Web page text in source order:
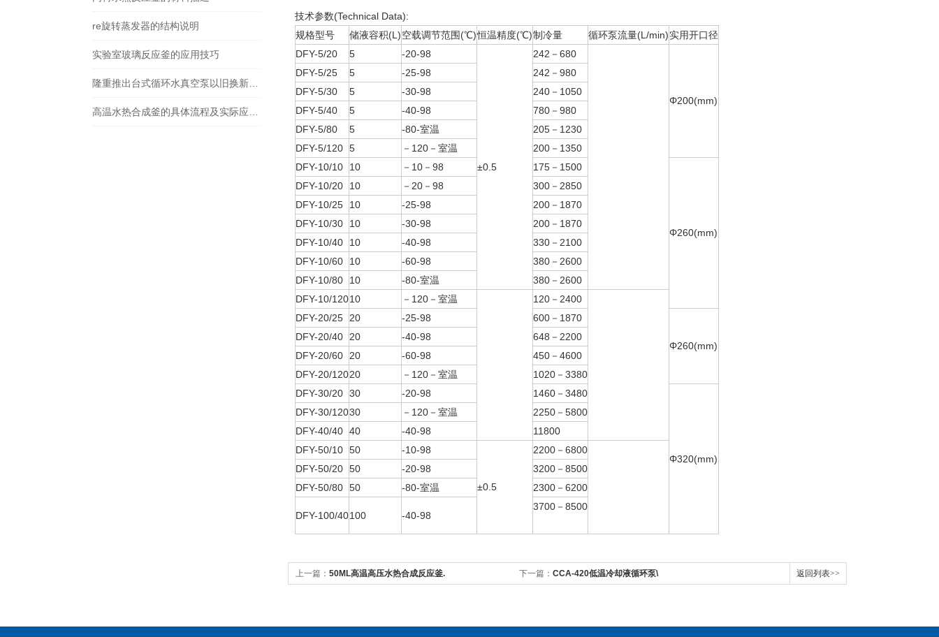
re旋转蒸发器的结构说明
实验室玻璃反应釜的应用技巧
技术参数(Technical Data):
规格型号
储液容积(L)空载调节范围(℃)恒温精度(℃)制冷量 循环泵流量(L/min)实用开口径
DFY-5/20
5 -20-98
±0.5
242－680
Φ200(mm)
DFY-5/25 5 -25-98
242－980
DFY-5/30
5 -30-98
240－1050
DFY-5/40
5 -40-98
780－980
DFY-5/80
5 -80-室温
205－1230
DFY-5/120 5 －120－室温
200－1350
DFY-10/10
10 －10－98 175－1500
Φ260(mm)
DFY-10/20 10 －20－98
300－2850
DFY-10/25
10 -25-98
200－1870
DFY-10/30
10 -30-98
200－1870
DFY-10/40
10 -40-98
330－2100
DFY-10/60
10 -60-98
380－2600
DFY-10/80
10 -80-室温
380－2600
DFY-10/12010 －120－室温
120－2400
DFY-20/25
20 -25-98 600－1870
Φ260(mm)
DFY-20/40 20 -40-98
648－2200
DFY-20/60
20 -60-98
450－4600
DFY-20/12020 －120－室温
1020－3380
DFY-30/20 30 -20-98 1460－3480
Φ320(mm)
DFY-30/12030 －120－室温
2250－5800
DFY-40/40 40 -40-98
11800
DFY-50/10 50 -10-98
±0.5
2200－6800
DFY-50/20 50 -20-98
3200－8500
DFY-50/80 50 -80-室温 2300－6200
DFY-100/40100 -40-98
3700－8500
上一篇： 50ML高温高压水热合成反应釜. 下一篇： CCA-420低温冷却液循环泵\ 返回列表>>